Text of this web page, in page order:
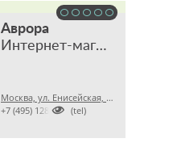
Аврора
Интернет-магазин
Москва, ул. Енисейская, 7, стр. 4, офис 6

+7 (495) 1288998 (tel)